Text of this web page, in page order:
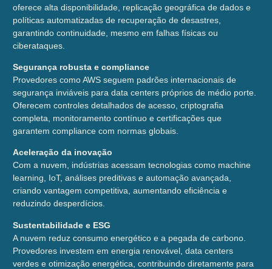
oferece alta disponibilidade, replicação geográfica de dados e
políticas automatizadas de recuperação de desastres,
garantindo continuidade, mesmo em falhas físicas ou
ciberataques.
Segurança robusta e compliance
Provedores como AWS seguem padrões internacionais de
segurança inviáveis para data centers próprios de médio porte.
Oferecem controles detalhados de acesso, criptografia
completa, monitoramento contínuo e certificações que
garantem compliance com normas globais.
Aceleração da inovação
Com a nuvem, indústrias acessam tecnologias como machine
learning, IoT, análises preditivas e automação avançada,
criando vantagem competitiva, aumentando eficiência e
reduzindo desperdícios.
Sustentabilidade e ESG
A nuvem reduz consumo energético e a pegada de carbono.
Provedores investem em energia renovável, data centers
verdes e otimização energética, contribuindo diretamente para